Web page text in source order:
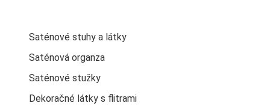
Saténové stuhy a látky
Saténová organza
Saténové stužky
Dekoračné látky s flitrami